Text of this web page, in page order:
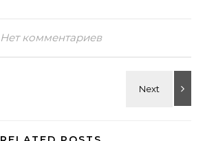
Нет комментариев